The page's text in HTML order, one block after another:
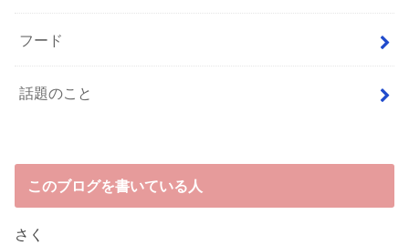
フード
話題のこと
このブログを書いている人
さく